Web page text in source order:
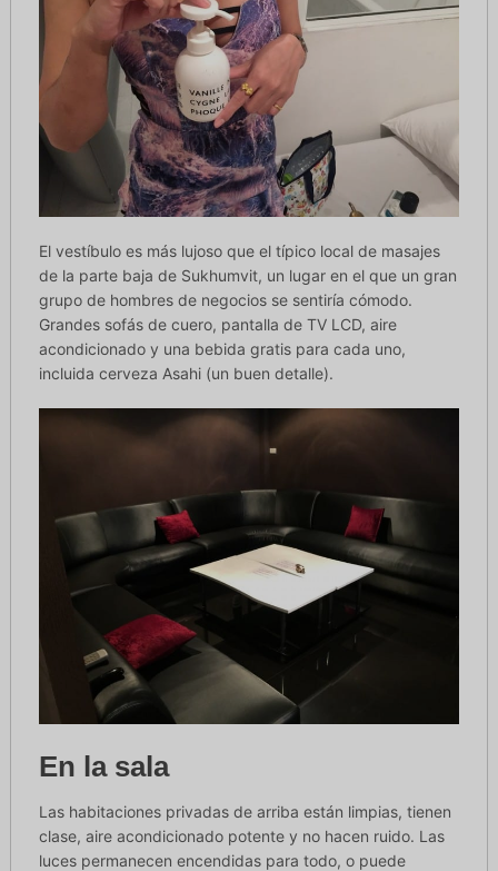
El vestíbulo es más lujoso que el típico local de masajes
de la parte baja de Sukhumvit, un lugar en el que un gran
grupo de hombres de negocios se sentiría cómodo.
Grandes sofás de cuero, pantalla de TV LCD, aire
acondicionado y una bebida gratis para cada uno,
incluida cerveza Asahi (un buen detalle).
En la sala
Las habitaciones privadas de arriba están limpias, tienen
clase, aire acondicionado potente y no hacen ruido. Las
luces permanecen encendidas para todo, o puede